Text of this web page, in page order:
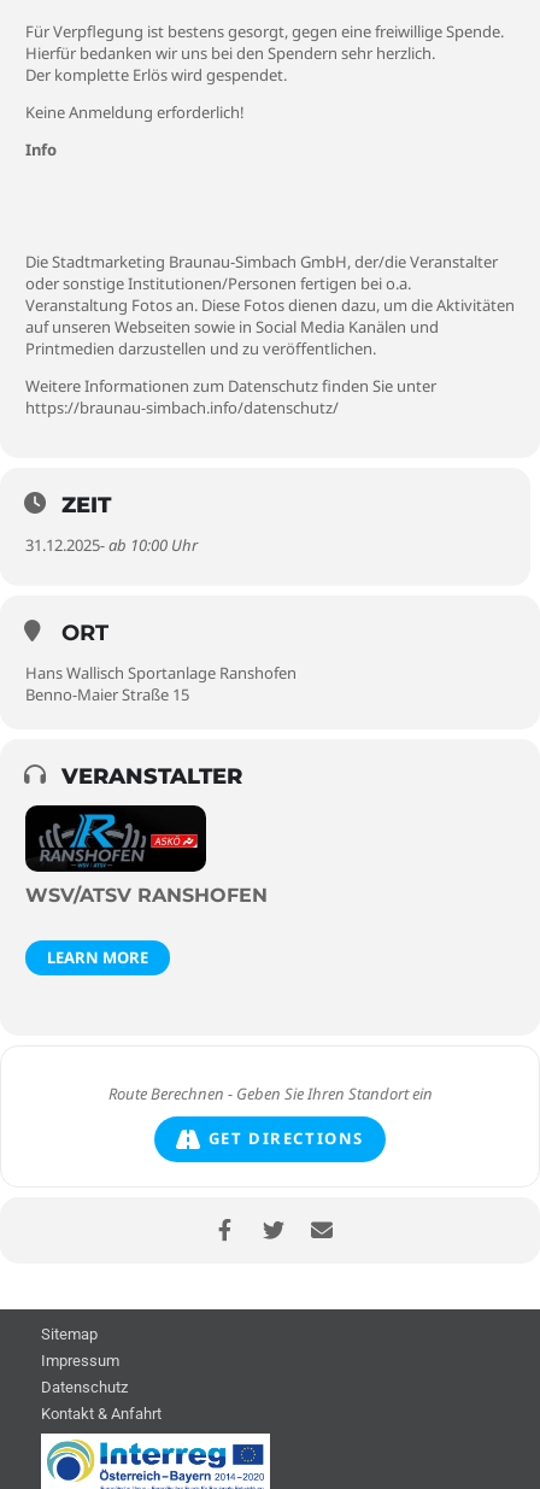
Für Verpflegung ist bestens gesorgt, gegen eine freiwillige Spende.
Hierfür bedanken wir uns bei den Spendern sehr herzlich.
Der komplette Erlös wird gespendet.
Keine Anmeldung erforderlich!
Info
Die Stadtmarketing Braunau-Simbach GmbH, der/die Veranstalter
oder sonstige Institutionen/Personen fertigen bei o.a.
Veranstaltung Fotos an. Diese Fotos dienen dazu, um die Aktivitäten
auf unseren Webseiten sowie in Social Media Kanälen und
Printmedien darzustellen und zu veröffentlichen.
Weitere Informationen zum Datenschutz finden Sie unter
https://braunau-simbach.info/datenschutz/
ZEIT
31.12.2025- ab 10:00 Uhr
ORT
Hans Wallisch Sportanlage Ranshofen
Benno-Maier Straße 15
VERANSTALTER
WSV/ATSV RANSHOFEN
LEARN MORE
GET DIRECTIONS
Sitemap
Impressum
Datenschutz
Kontakt & Anfahrt